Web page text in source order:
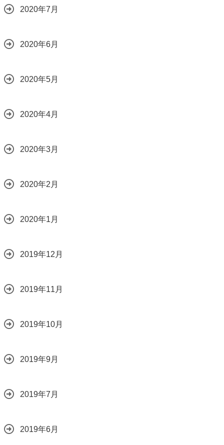
2020年7月
2020年6月
2020年5月
2020年4月
2020年3月
2020年2月
2020年1月
2019年12月
2019年11月
2019年10月
2019年9月
2019年7月
2019年6月